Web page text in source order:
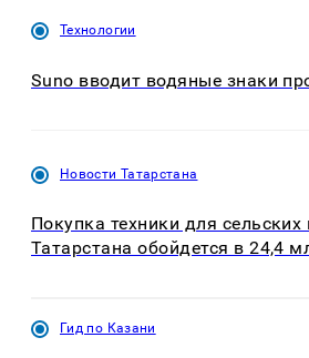
Технологии
Suno вводит водяные знаки
Новости Татарстана
Покупка техники для сельских
Татарстана обойдется в 24,4
Гид по Казани